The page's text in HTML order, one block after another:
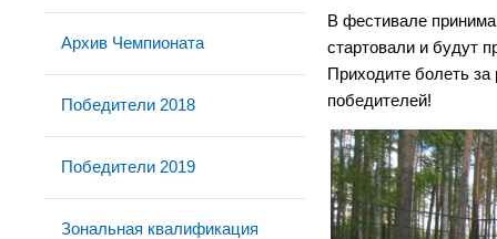
Архив Чемпионата
Победители 2018
Победители 2019
Зональная квалификация
В фестивале
стартовали и будут
Приходите болеть за
победителей!